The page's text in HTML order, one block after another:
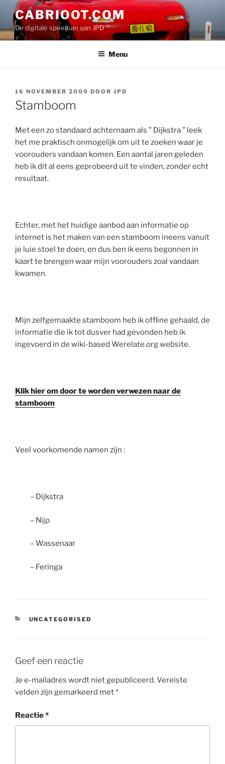
naar
de
inhoud
CABRIOOT.COM
De digitale speeltuin van JPD
Menu
GEPLAATST
OP
16 NOVEMBER 2009 DOOR JPD
Stamboom
Met een zo standaard achternaam als ” Dijkstra ” leek
het me praktisch onmogelijk om uit te zoeken waar je
voorouders vandaan komen. Een aantal jaren geleden
heb ik dit al eens geprobeerd uit te vinden, zonder echt
resultaat.
Echter, met het huidige aanbod aan informatie op
internet is het maken van een stamboom ineens vanuit
je luie stoel te doen, en dus ben ik eens begonnen in
kaart te brengen waar mijn voorouders zoal vandaan
kwamen.
Mijn zelfgemaakte stamboom heb ik offline gehaald, de
informatie die ik tot dusver had gevonden heb ik
ingevoerd in de wiki-based Werelate.org website.
Klik hier om door te worden verwezen naar de
stamboom
Veel voorkomende namen zijn :
– Dijkstra
– Nijp
– Wassenaar
– Feringa
CATEGORIEËN
UNCATEGORISED
Geef een reactie
Je e-mailadres wordt niet gepubliceerd.Vereiste
velden zijn gemarkeerd met*
Reactie*